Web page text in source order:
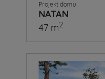
Projekt domu
NATAN
47 m2